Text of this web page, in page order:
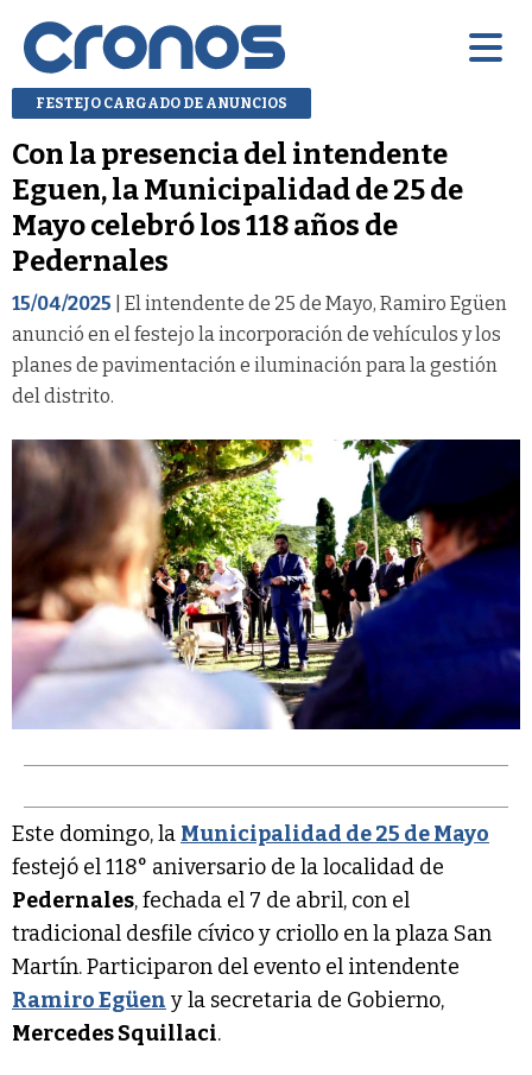
FESTEJO CARGADO DE ANUNCIOS
Con la presencia del intendente
Eguen, la Municipalidad de 25 de
Mayo celebró los 118 años de
Pedernales
15/04/2025 | El intendente de 25 de Mayo, Ramiro Egüen
anunció en el festejo la incorporación de vehículos y los
planes de pavimentación e iluminación para la gestión
del distrito.
Este domingo, la Municipalidad de 25 de Mayo
festejó el 118° aniversario de la localidad de
Pedernales, fechada el 7 de abril, con el
tradicional desfile cívico y criollo en la plaza San
Martín. Participaron del evento el intendente
Ramiro Egüen y la secretaria de Gobierno,
Mercedes Squillaci.